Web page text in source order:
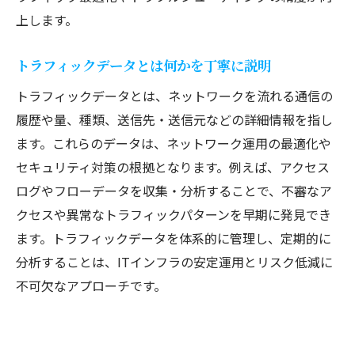
上します。
トラフィックデータとは何かを丁寧に説明
トラフィックデータとは、ネットワークを流れる通信の
履歴や量、種類、送信先・送信元などの詳細情報を指し
ます。これらのデータは、ネットワーク運用の最適化や
セキュリティ対策の根拠となります。例えば、アクセス
ログやフローデータを収集・分析することで、不審なア
クセスや異常なトラフィックパターンを早期に発見でき
ます。トラフィックデータを体系的に管理し、定期的に
分析することは、ITインフラの安定運用とリスク低減に
不可欠なアプローチです。